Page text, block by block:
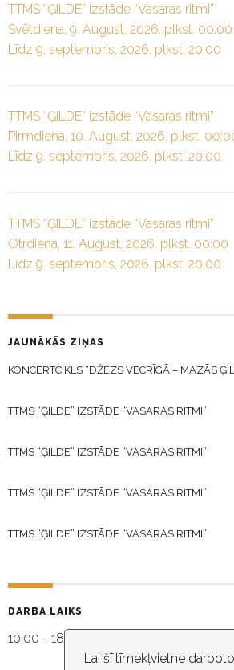
Lai šī tīmekļvietne
TTMS “ĢILDE” izstāde “Vasaras ritmi”
Svētdiena, 9. August, 2026. plkst. 00:00
Līdz 9. septembris, 2026. plkst. 20:00
TTMS “ĢILDE” izstāde “Vasaras ritmi”
Pirmdiena, 10. August, 2026. plkst.
Līdz 9. septembris, 2026. plkst. 20:00
TTMS “ĢILDE” izstāde “Vasaras ritmi”
Otrdiena, 11. August, 2026. plkst. 00:00
Līdz 9. septembris, 2026. plkst. 20:00
JAUNĀKĀS ZIŅAS
KONCERTCIKLS “DŽEZS VECRĪGĀ – MAZĀS
TTMS “ĢILDE” IZSTĀDE “VASARAS RITMI”
TTMS “ĢILDE” IZSTĀDE “VASARAS RITMI”
TTMS “ĢILDE” IZSTĀDE “VASARAS RITMI”
TTMS “ĢILDE” IZSTĀDE “VASARAS RITMI”
DARBA LAIKS
10:00 - 18:30